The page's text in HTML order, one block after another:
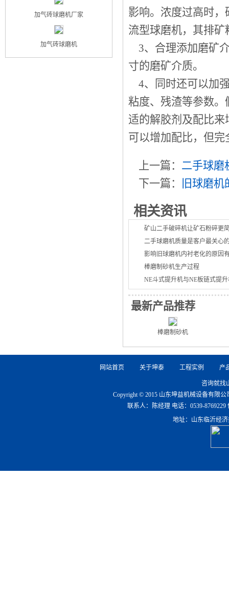
影响。浓度过高时
流型球磨机，其排矿
3、合理添加磨矿
寸的磨矿介质。
4、同时还可以加
粘度、残渣等参数
适的解胶剂及配比来
可以增加配比，但
上一篇： 二手球磨
下一篇：
旧球磨
相关资讯
矿山二手破碎机让矿石粉碎更
二手球磨机质量是客户最关心
影响旧球磨机内衬老化的原因
棒磨制砂机生产过程
NE斗式提升机与NE板链式提
最新产品推荐
棒磨制砂机
加气砖球磨机厂家
加气砖球磨机
网站首页 关于坤泰 工程实例 产
咨询就找
Copyright © 2015 山东坤益机械设备有限
联系人：陈经理 电话：0539-8769229
地址：山东临沂经